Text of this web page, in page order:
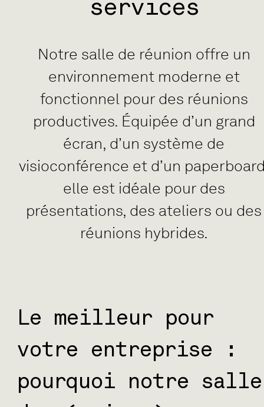
Notre salle de réunion offre un
environnement moderne et
fonctionnel pour des réunions
productives. Équipée d’un grand
écran, d’un système de
visioconférence et d’un
elle est idéale pour des
présentations, des ateliers ou des
réunions hybrides.
Le meilleur pour
votre entreprise :
pourquoi notre salle